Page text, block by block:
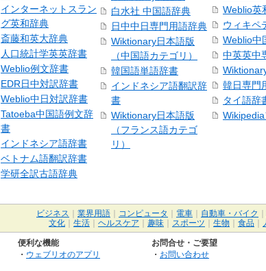
インターネットスラン
グ英和辞典
斎藤和英大辞典
人口統計学英英辞書
Weblio例文辞書
EDR日中対訳辞書
Weblio中日対訳辞書
Tatoeba中国語例文辞
書
インドネシア語辞書
ベトナム語翻訳辞書
学研全訳古語辞典
白水社 中国語辞典
日中中日専門用語辞典
Wiktionary日本語版
（中国語カテゴリ）
韓国語単語辞書
インドネシア語翻訳辞
書
Wiktionary日本語版
（フランス語カテゴ
リ）
Weblio英
ウィキペ
Weblio中
中英英中
韓日専門
タイ語辞
ビジネス 業界用語 コンピュータ 電車 自動車・バイク
文化
生活 ヘルスケア 趣味 スポーツ 生物 食品
便利な機能
・ ウェブリオのアプリ
お問合せ・ご要望
・ お問い合わせ